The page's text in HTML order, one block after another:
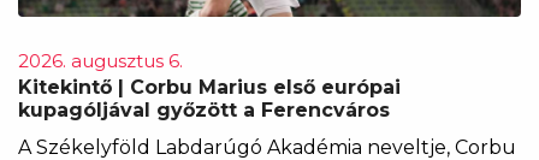
2026. augusztus 6.
Kitekintő | Corbu Marius első európai
kupagóljával győzött a Ferencváros
A Székelyföld Labdarúgó Akadémia neveltje, Corbu